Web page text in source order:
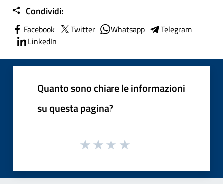
Condividi:
Facebook Twitter Whatsapp
Telegram
LinkedIn
Quanto sono chiare le informazioni
su questa pagina?